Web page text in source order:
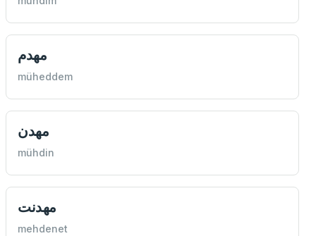
مهدم
müheddem
مهدن
mühdin
مهدنت
mehdenet